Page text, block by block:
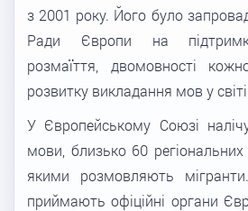
з 2001 року. Його було
Ради Європи на підтримку
розмаїття, двомовності
розвитку викладання мов у світі.
У Європейському Союзі
мови, близько 60
якими розмовляють
приймають офіційні органи